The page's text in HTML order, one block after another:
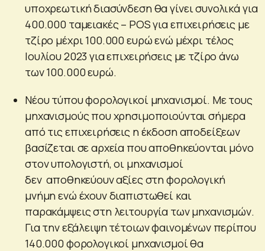
υποχρεωτική διασύνδεση θα γίνει συνολικά για
400.000 ταμειακές – POS για επιχειρήσεις με
τζίρο μέχρι 100.000 ευρώ ενώ μέχρι τέλος
Ιουλίου 2023 για επιχειρήσεις με τζίρο άνω
των 100.000 ευρώ.
Νέου τύπου φορολογικοί μηχανισμοί. Με τους
μηχανισμούς που χρησιμοποιούνται σήμερα
από τις επιχειρήσεις η έκδοση αποδείξεων
βασίζεται σε αρχεία που αποθηκεύονται μόνο
στον υπολογιστή, οι μηχανισμοί
δεν αποθηκεύουν αξίες στη φορολογική
μνήμη ενώ έχουν διαπιστωθεί και
παρακάμψεις στη λειτουργία των μηχανισμών.
Για την εξάλειψη τέτοιων φαινομένων περίπου
140.000 φορολογικοί μηχανισμοί θα